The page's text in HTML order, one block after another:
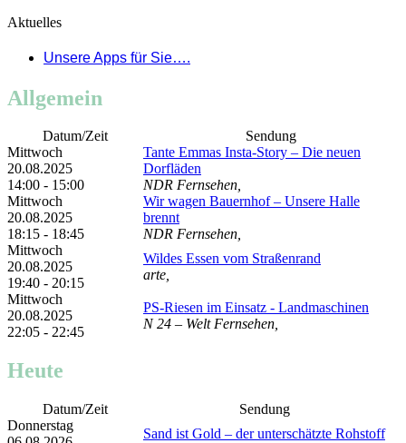
Aktuelles
Unsere Apps für Sie….
Allgemein
Datum/Zeit
Sendung
Mittwoch
20.08.2025
14:00 - 15:00
Tante Emmas Insta-Story – Die neuen
Dorfläden
NDR Fernsehen,
Mittwoch
20.08.2025
18:15 - 18:45
Wir wagen Bauernhof – Unsere Halle
brennt
NDR Fernsehen,
Mittwoch
20.08.2025
19:40 - 20:15
Wildes Essen vom Straßenrand
arte,
Mittwoch
20.08.2025
22:05 - 22:45
PS-Riesen im Einsatz - Landmaschinen
N 24 – Welt Fernsehen,
Heute
Datum/Zeit
Sendung
Donnerstag
Sand ist Gold – der unterschätzte Rohstoff